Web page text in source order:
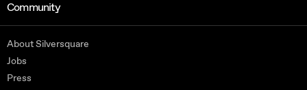
Community
About Silversquare
Jobs
Press